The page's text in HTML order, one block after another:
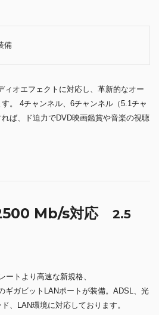
備
ィオエフェクトに対応し、革新的なオー
。 4チャンネル、6チャンネル（5.1チャ
ば、ド迫力でDVD映画鑑賞や音楽の視聴
Mb/s対応 2.5
ートより高速な新規格、
ギガビットLANポートが装備。ADSL、光
、LAN環境に対応しております。